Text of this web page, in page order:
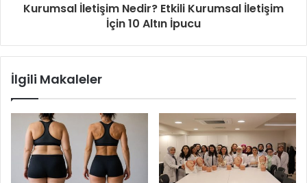
Kurumsal İletişim Nedir? Etkili Kurumsal İletişim
İçin 10 Altın İpucu
İlgili Makaleler